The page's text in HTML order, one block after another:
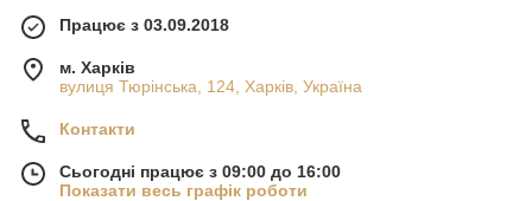
Працює з 03.09.2018
м. Харків
вулиця Тюрінська, 124, Харків, Україна
Контакти
Сьогодні працює з 09:00 до 16:00
Показати весь графік роботи